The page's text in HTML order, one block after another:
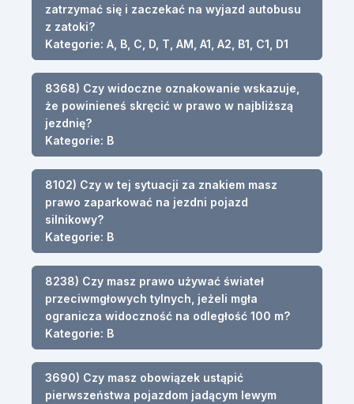
zatrzymać się i zaczekać na wyjazd autobusu
z zatoki?
Kategorie: A, B, C, D, T, AM, A1, A2, B1, C1, D1
8368) Czy widoczne oznakowanie wskazuje,
że powinieneś skręcić w prawo w najbliższą
jezdnię?
Kategorie: B
8102) Czy w tej sytuacji za znakiem masz
prawo zaparkować na jezdni pojazd
silnikowy?
Kategorie: B
8238) Czy masz prawo używać świateł
przeciwmgłowych tylnych, jeżeli mgła
ogranicza widoczność na odległość 100 m?
Kategorie: B
3690) Czy masz obowiązek ustąpić
pierwszeństwa pojazdom jadącym lewym